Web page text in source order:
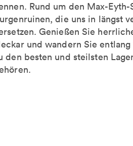
Rund um den Max-
die uns in längst
Genießen Sie
und wandern Sie
den besten und steilsten